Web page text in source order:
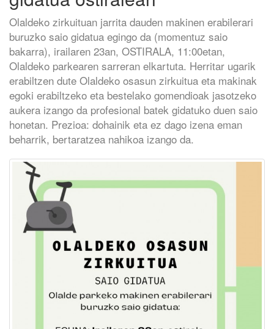
Olaldeko zirkuituan jarrita dauden makinen erabilerari
buruzko saio gidatua egingo da (momentuz saio
bakarra), irailaren 23an, OSTIRALA, 11:00etan,
Olaldeko parkearen sarreran elkartuta. Herritar ugarik
erabiltzen dute Olaldeko osasun zirkuitua eta makinak
egoki erabiltzeko eta bestelako gomendioak jasotzeko
aukera izango da profesional batek gidatuko duen saio
honetan. Prezioa: dohainik eta ez dago izena eman
beharrik, bertaratzea nahikoa izango da.